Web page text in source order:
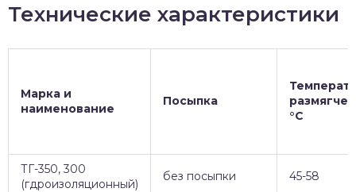
Технические характеристики
Марка и
наименование
Посыпка
°С
ТГ-350, 300
(гдроизоляционный)
без посыпки 45-58